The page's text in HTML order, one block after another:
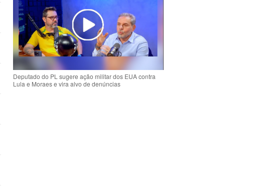
Deputado do PL sugere ação militar dos EUA contra
Lula e Moraes e vira alvo de denúncias